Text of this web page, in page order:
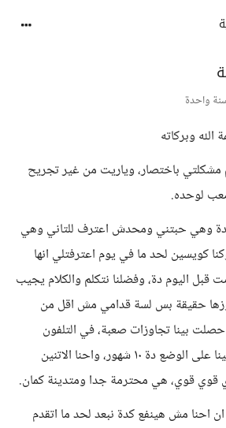
واحدة
وبركاته
باختصار، وياريت من غير تجريح
لوحده.
وهي حبتني ومحدش اعترف للتاني وهي
كويسين لحد ما في يوم اعترفتلي انها
قبل اليوم دة، وفضلنا نتكلم والكلام يجيب
حقيقة بس لسة قدامي مش اقل من
بينا تجاوزات صعبة، في التلفون
وفيديو ومقابلات لينا على الوضع دة ١٠ شهور، واحنا الاتنين
قوي قوي، هي محترمة جدا ومتدينة كمان.
ان احنا مش هينفع كدة نبعد لحد ما اتقدم